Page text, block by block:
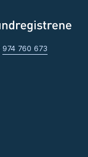
974 760 673